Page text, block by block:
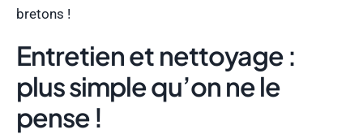
bretons !
Entretien et nettoyage :
plus simple qu’on ne le
pense !